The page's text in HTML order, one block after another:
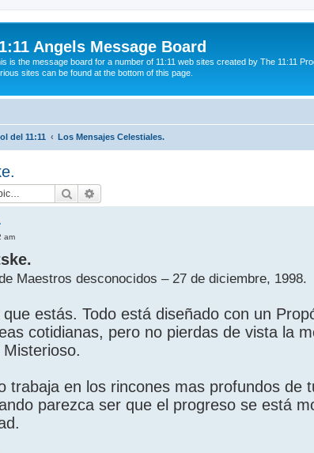
Angels Message Board
is the message board for a number of 11:11 web sites created by The 11:11
sites can be found at the bottom of this page.
del 11:11 Los Mensajes Celestiales.
Search
am
Maestros desconocidos – 27 de diciembre, 1998.
estás. Todo está diseñado con un
cotidianas, pero no pierdas de vista la
trabaja en los rincones mas profundos de
parezca ser que el progreso se está